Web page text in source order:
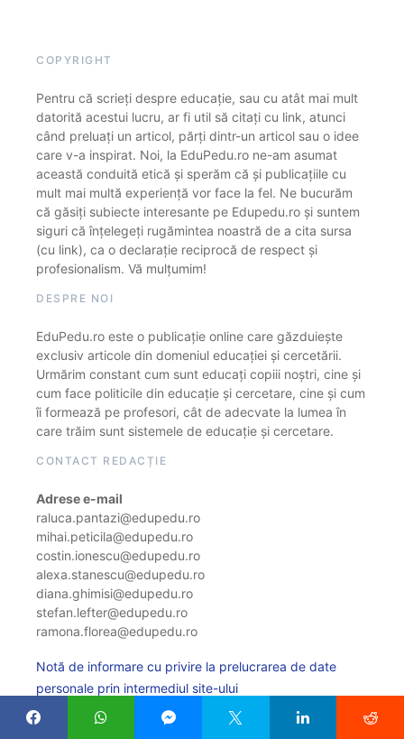
COPYRIGHT
Pentru că scrieți despre educație, sau cu atât mai mult
datorită acestui lucru, ar fi util să citați cu link, atunci
când preluați un articol, părți dintr-un articol sau o idee
care v-a inspirat. Noi, la EduPedu.ro ne-am asumat
această conduită etică și sperăm că și publicațiile cu
mult mai multă experiență vor face la fel. Ne bucurăm
că găsiți subiecte interesante pe Edupedu.ro și suntem
siguri că înțelegeți rugămintea noastră de a cita sursa
(cu link), ca o declarație reciprocă de respect și
profesionalism. Vă mulțumim!
DESPRE NOI
EduPedu.ro este o publicație online care găzduiește
exclusiv articole din domeniul educației și cercetării.
Urmărim constant cum sunt educați copiii noștri, cine și
cum face politicile din educație și cercetare, cine și cum
îi formează pe profesori, cât de adecvate la lumea în
care trăim sunt sistemele de educație și cercetare.
CONTACT REDACȚIE
Adrese e-mail
raluca.pantazi@edupedu.ro
mihai.peticila@edupedu.ro
costin.ionescu@edupedu.ro
alexa.stanescu@edupedu.ro
diana.ghimisi@edupedu.ro
stefan.lefter@edupedu.ro
ramona.florea@edupedu.ro
Notă de informare cu privire la prelucrarea de date
personale prin intermediul site-ului
Politica de cookie